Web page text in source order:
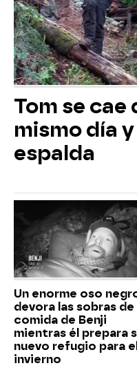
Tom se cae
mismo día
espalda
Un enorme oso
devora las sobras de
comida de Benji
mientras él prepara
nuevo refugio para el
invierno